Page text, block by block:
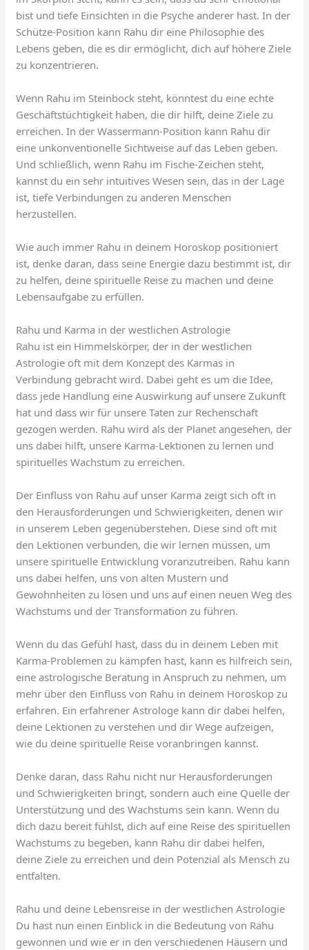
bist und tiefe Einsichten in die Psyche anderer hast. In der
Schütze-Position kann Rahu dir eine Philosophie des
Lebens geben, die es dir ermöglicht, dich auf höhere Ziele
zu konzentrieren.
Wenn Rahu im Steinbock steht, könntest du eine echte
Geschäftstüchtigkeit haben, die dir hilft, deine Ziele zu
erreichen. In der Wassermann-Position kann Rahu dir
eine unkonventionelle Sichtweise auf das Leben geben.
Und schließlich, wenn Rahu im Fische-Zeichen steht,
kannst du ein sehr intuitives Wesen sein, das in der Lage
ist, tiefe Verbindungen zu anderen Menschen
herzustellen.
Wie auch immer Rahu in deinem Horoskop positioniert
ist, denke daran, dass seine Energie dazu bestimmt ist, dir
zu helfen, deine spirituelle Reise zu machen und deine
Lebensaufgabe zu erfüllen.
Rahu und Karma in der westlichen Astrologie
Rahu ist ein Himmelskörper, der in der westlichen
Astrologie oft mit dem Konzept des Karmas in
Verbindung gebracht wird. Dabei geht es um die Idee,
dass jede Handlung eine Auswirkung auf unsere Zukunft
hat und dass wir für unsere Taten zur Rechenschaft
gezogen werden. Rahu wird als der Planet angesehen, der
uns dabei hilft, unsere Karma-Lektionen zu lernen und
spirituelles Wachstum zu erreichen.
Der Einfluss von Rahu auf unser Karma zeigt sich oft in
den Herausforderungen und Schwierigkeiten, denen wir
in unserem Leben gegenüberstehen. Diese sind oft mit
den Lektionen verbunden, die wir lernen müssen, um
unsere spirituelle Entwicklung voranzutreiben. Rahu kann
uns dabei helfen, uns von alten Mustern und
Gewohnheiten zu lösen und uns auf einen neuen Weg des
Wachstums und der Transformation zu führen.
Wenn du das Gefühl hast, dass du in deinem Leben mit
Karma-Problemen zu kämpfen hast, kann es hilfreich sein,
eine astrologische Beratung in Anspruch zu nehmen, um
mehr über den Einfluss von Rahu in deinem Horoskop zu
erfahren. Ein erfahrener Astrologe kann dir dabei helfen,
deine Lektionen zu verstehen und dir Wege aufzeigen,
wie du deine spirituelle Reise voranbringen kannst.
Denke daran, dass Rahu nicht nur Herausforderungen
und Schwierigkeiten bringt, sondern auch eine Quelle der
Unterstützung und des Wachstums sein kann. Wenn du
dich dazu bereit fühlst, dich auf eine Reise des spirituellen
Wachstums zu begeben, kann Rahu dir dabei helfen,
deine Ziele zu erreichen und dein Potenzial als Mensch zu
entfalten.
Rahu und deine Lebensreise in der westlichen Astrologie
Du hast nun einen Einblick in die Bedeutung von Rahu
gewonnen und wie er in den verschiedenen Häusern und